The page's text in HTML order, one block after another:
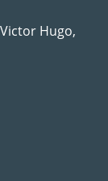
Hugo,